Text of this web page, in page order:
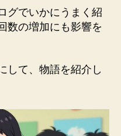
グでいかにうまく紹
の増加にも影響を
して、物語を紹介し